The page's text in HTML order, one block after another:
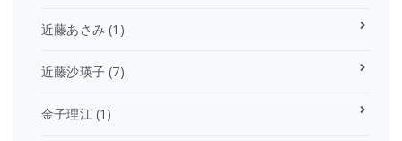
近藤あさみ (1)
近藤沙瑛子 (7)
金子理江(1)